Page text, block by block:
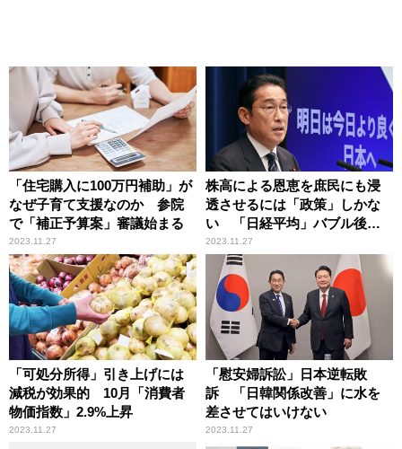
「住宅購入に100万円補助」が
なぜ子育て支援なのか 参院
で「補正予算案」審議始まる
2023.11.27
株高による恩恵を庶民にも浸
透させるには「政策」しかな
い 「日経平均」バブル後高
値に接近
2023.11.27
「可処分所得」引き上げには
減税が効果的 10月「消費者
物価指数」2.9%上昇
2023.11.27
「慰安婦訴訟」日本逆転敗
訴 「日韓関係改善」に水を
差させてはいけない
2023.11.27